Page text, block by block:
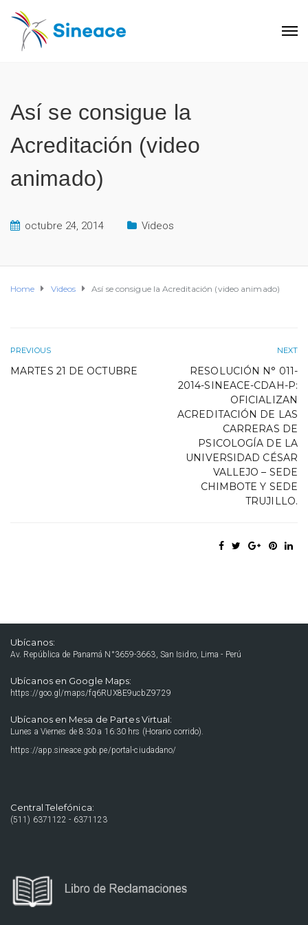
Así se consigue la
Acreditación (video
animado)
octubre 24, 2014 Videos
Home Videos Así se consigue la Acreditación (video animado)
PREVIOUS
MARTES 21 DE OCTUBRE
NEXT
RESOLUCIÓN N° 011-
2014-SINEACE-CDAH-P:
OFICIALIZAN
ACREDITACIÓN DE LAS
CARRERAS DE
PSICOLOGÍA DE LA
UNIVERSIDAD CÉSAR
VALLEJO – SEDE
CHIMBOTE Y SEDE
TRUJILLO.
Ubícanos:
Av. República de Panamá N°3659-3663, San Isidro, Lima - Perú
Ubícanos en Google Maps:
https://goo.gl/maps/fq6RUX8E9ucbZ9729
Ubícanos en Mesa de Partes Virtual:
Lunes a Viernes de 8:30 a 16:30 hrs (Horario corrido).
https://app.sineace.gob.pe/portal-ciudadano/
Central Telefónica:
(511) 6371122 - 6371123